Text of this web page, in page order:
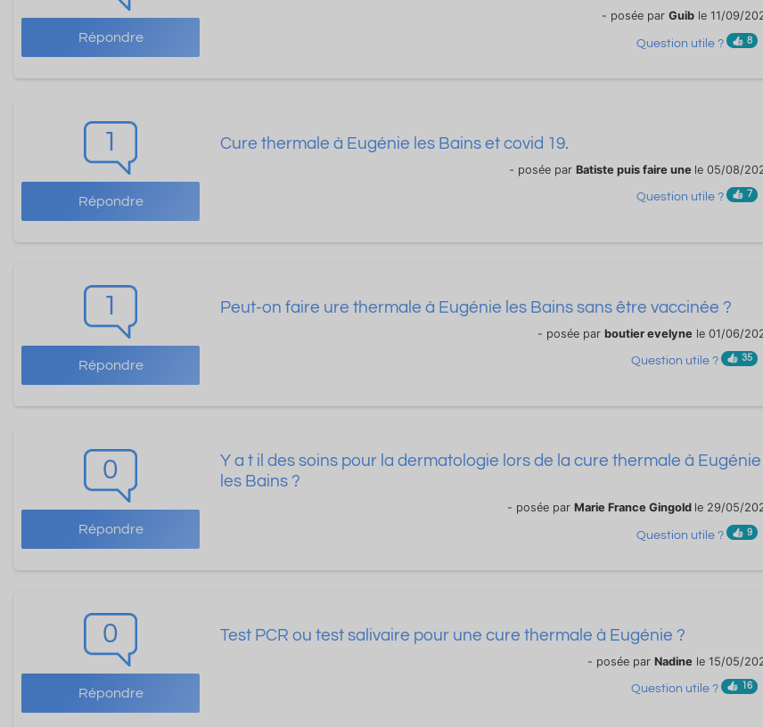
Répondre
- posée par Guib le 11/09/
Question utile ? 8
1
Répondre
Cure thermale à Eugénie les Bains et covid 19.
- posée par Batiste puis faire une le 05/08/
Question utile ? 7
1
Répondre
Peut-on faire ure thermale à Eugénie les Bains sans être vaccinée ?
- posée par boutier evelyne le 01/06/
Question utile ? 35
0
Répondre
Y a t il des soins pour la dermatologie lors de la cure thermale à Eugénie
les Bains ?
- posée par Marie France Gingold le 29/05/
Question utile ? 9
0
Répondre
Test PCR ou test salivaire pour une cure thermale à Eugénie ?
- posée par Nadine le 15/05/
Question utile ? 16